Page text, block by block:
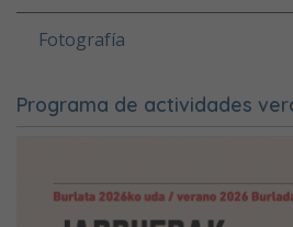
Fotografía
Programa de actividades